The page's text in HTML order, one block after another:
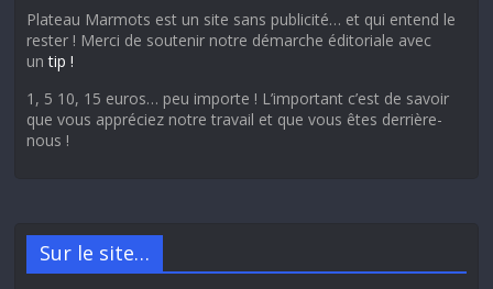
Plateau Marmots est un site sans publicité… et qui entend le
rester ! Merci de soutenir notre démarche éditoriale avec
untip !
1, 5 10, 15 euros… peu importe ! L’important c’est de savoir
que vous appréciez notre travail et que vous êtes derrière-
nous !
Sur le site…